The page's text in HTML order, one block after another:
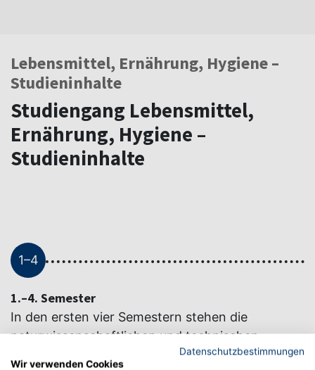
Lebensmittel, Ernährung, Hygiene –
Studieninhalte
Studiengang Lebensmittel,
Ernährung, Hygiene –
Studieninhalte
1–4
1.–4. Semester
In den ersten vier Semestern stehen die
naturwissenschaftlichen und technischen
Grundlagen im Mittelpunkt. Nach dem 3.
Datenschutzbestimmungen
Wir verwenden Cookies